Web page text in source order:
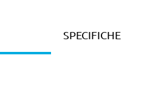
SPECIFICHE